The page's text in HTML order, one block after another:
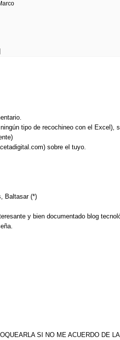
tipo de recochineo con el Excel),
sobre el tuyo.
Baltasar (*)
y bien documentado blog
SI NO ME ACUERDO DE